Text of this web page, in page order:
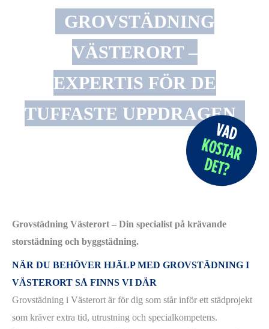
GROVSTÄDNING
VÄSTERORT –
EXPERTIS FÖR DE
TUFFASTE UPPDRAGEN
Grovstädning Västerort – Din specialist på krävande
storstädning och byggstädning.
NÄR DU BEHÖVER HJÄLP MED GROVSTÄDNING I
VÄSTERORT SÅ FINNS VI DÄR
Grovstädning i Västerort är för dig som står inför ett städprojekt
som kräver extra tid, utrustning och specialkompetens.